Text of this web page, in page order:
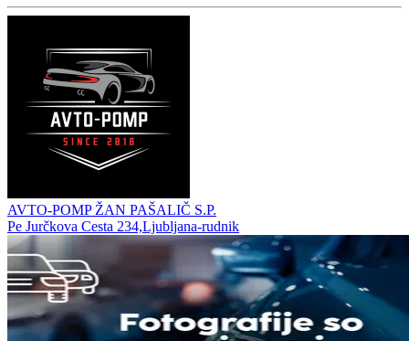
AVTO-POMP ŽAN PAŠALIČ S.P.
Pe Jurčkova Cesta 234,Ljubljana-rudnik